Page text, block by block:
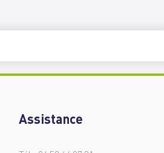
Assistance